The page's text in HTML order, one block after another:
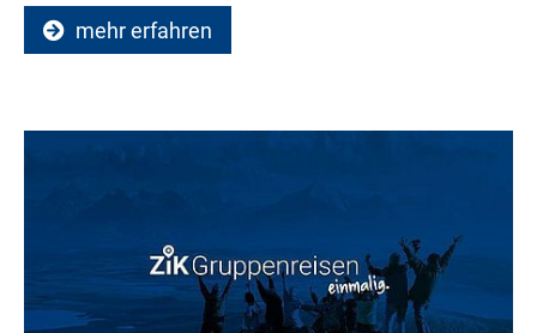
mehr erfahren